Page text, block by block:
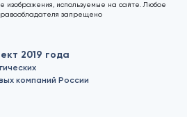
изображения, используемые на сайте. Любое
запрещено
2019 года
компаний России